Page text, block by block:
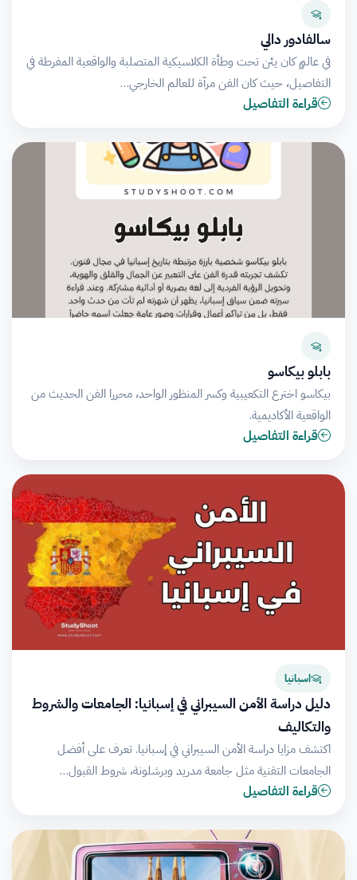
سالفادور دالي
في عالمٍ كان يئن تحت وطأة الكلاسيكية المتصلبة والواقعية المفرطة في
التفاصيل، حيث كان الفن مرآة للعالم الخارجي…
قراءة التفاصيل
بابلو بيكاسو
بيكاسو اخترع التكعيبية وكسر المنظور الواحد، محررا الفن الحديث من
الواقعية الأكاديمية.
قراءة التفاصيل
اسبانيا
دليل دراسة الأمن السيبراني في إسبانيا: الجامعات والشروط
والتكاليف
اكتشف مزايا دراسة الأمن السيبراني في إسبانيا. تعرف على أفضل
الجامعات التقنية مثل جامعة مدريد وبرشلونة، شروط القبول…
قراءة التفاصيل